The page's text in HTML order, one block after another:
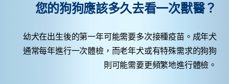
您的狗狗應該多久去看一次獸醫？
幼犬在出生後的第一年可能需要多次接種疫苗。成年犬
通常每年進行一次體檢，而老年犬或有特殊需求的狗狗
則可能需要更頻繁地進行體檢。